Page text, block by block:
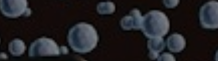
教育部校園數位內容教學軟體
軟體訂閱／會員服務條款
軟體訂閱／付費會員服務條款
隱私權政策